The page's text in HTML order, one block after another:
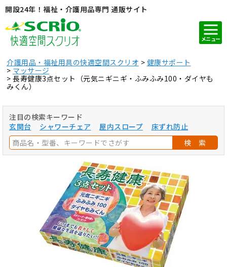
開設24年！福祉・介護用品専門 通販サイト
メニュー
介護用品・福祉用具の快適空間スクリオ
健康サポート
マッサージ
長寿健康3点セット（元気ニギニギ・ふみふみ100・ダイヤも
みくん）
注目の検索キーワード
玄関台
シャワーチェア 屋内スロープ
床ずれ防止
検 索